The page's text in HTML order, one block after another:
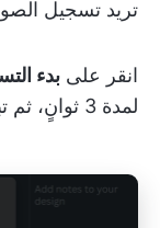
تريد تسجيل
انقر على بدء
لمدة 3 ثوانٍ، ثم تبدأ البث المباشر.